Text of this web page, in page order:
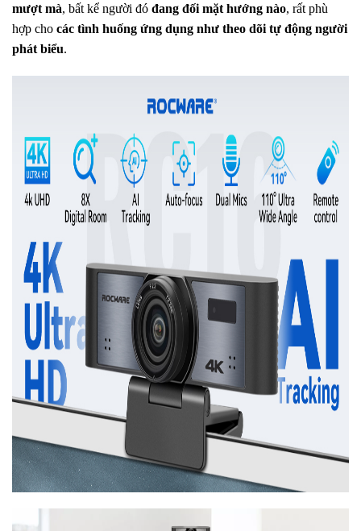
mượt mà, bất kể người đó đang đối mặt hướng nào, rất phù
hợp cho các tình huống ứng dụng như theo dõi tự động người
phát biểu.